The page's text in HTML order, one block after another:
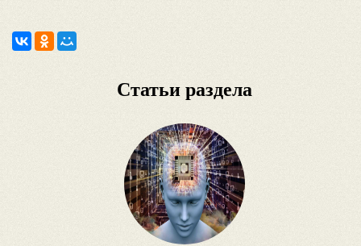
Статьи раздела